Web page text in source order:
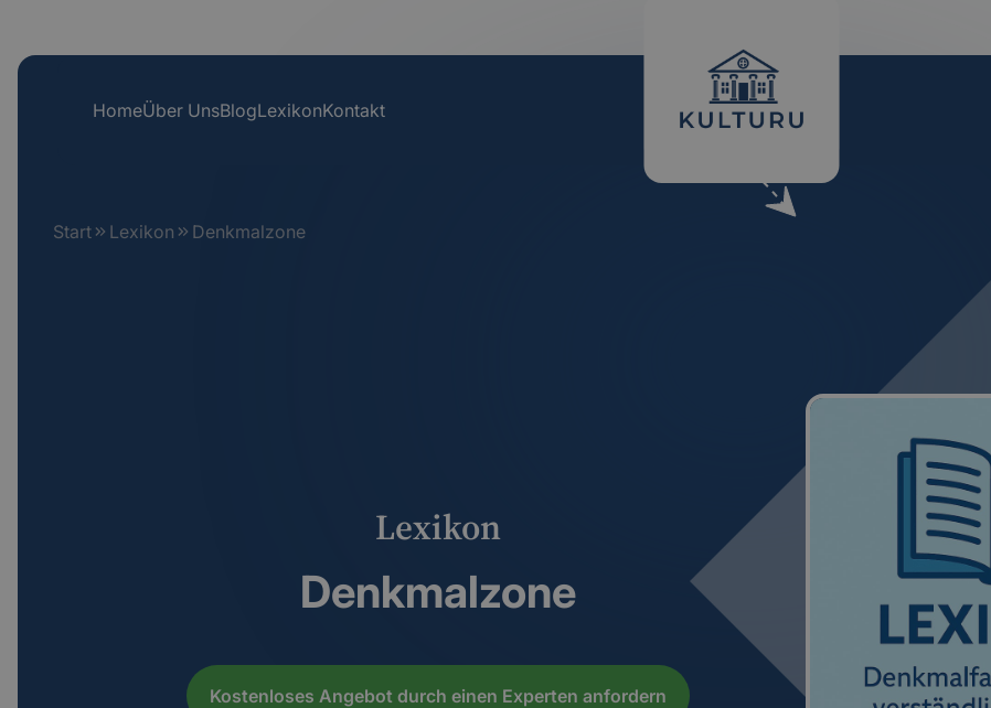
HomeÜber UnsBlogLexikonKontakt
Start Lexikon Denkmalzone
Lexikon
Denkmalzone
Kostenloses Angebot durch einen Experten anfordern